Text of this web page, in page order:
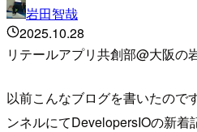
岩田智哉
2025.10.28
リテールアプリ共創部@大阪の
以前こんなブログを書いたので
ンネルにてDevelopersIOの新